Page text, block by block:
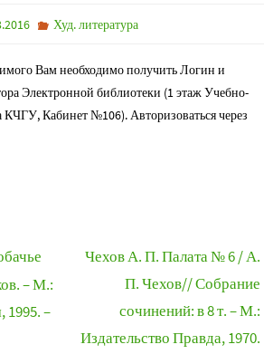
Худ. литература
Вам необходимо получить Логин и
Электронной библиотеки (1 этаж Учебно-
КЧГУ, Кабинет №106). Авторизоваться через
– М.:
1995. –
Чехов А. П. Палата № 6 / А.
П. Чехов// Собрание
сочинений: в 8 т. – М.:
Издательство Правда, 1970.